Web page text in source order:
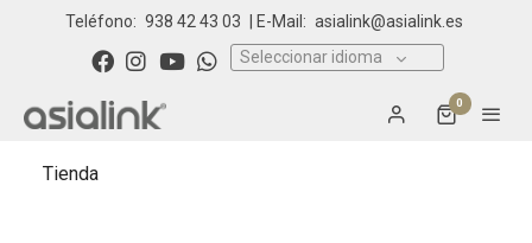
Teléfono: 938 42 43 03 | E-Mail: asialink@asialink.es
Seleccionar idioma
0
Tienda